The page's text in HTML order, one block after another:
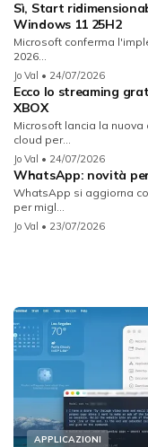
Sì, Start
Windows 11 25H2
Microsoft conferma
2026...
Jo Val • 24/07/2026
Ecco lo streaming
XBOX
Microsoft lancia la
cloud per...
Jo Val • 24/07/2026
WhatsApp: novità
WhatsApp si aggiorna
per migl...
Jo Val • 23/07/2026
APPLICAZIONI